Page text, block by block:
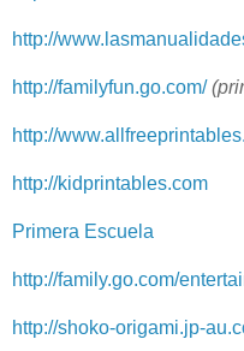
http://
http://familyfun.go.com/
http://
http://kidprintables.com
Primera Escuela
http://family.go.com/
http://shoko-origami.jp-